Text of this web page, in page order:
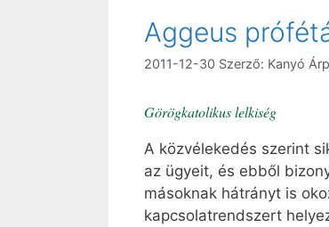
Aggeus
2011-12-30 Szerző: Kanyó
Görögkatolikus lelkiség
A közvélekedés szerint
az ügyeit, és ebből
másoknak hátrányt is
kapcsolatrendszert